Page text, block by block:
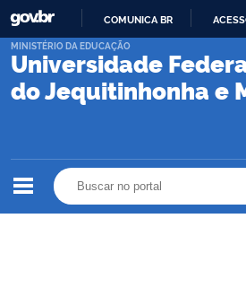
PARA
COMUNICA BR
Universidade
do Jequitinhonha e
MINISTÉRIO DA EDUCAÇÃO